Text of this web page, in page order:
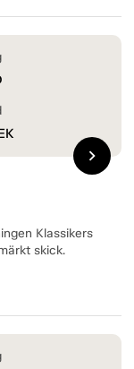
Klassikers
skick.
chevron_right